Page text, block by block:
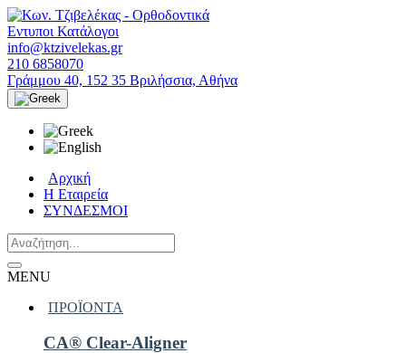
Εντυποι Κατάλογοι
info@ktzivelekas.gr
210 6858070
Γράμμου 40, 152 35 Βριλήσσια, Αθήνα
Αρχική
Η Εταιρεία
ΣΥΝΔΕΣΜΟΙ
MENU
ΠΡΟΪΟΝΤΑ
CA® Clear-Aligner